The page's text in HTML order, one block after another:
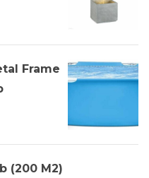
Frame
(200 M2)